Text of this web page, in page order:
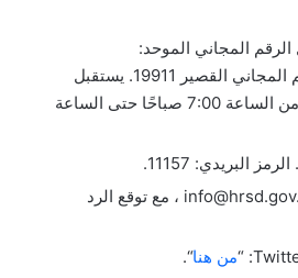
المجاني الموحد:
920020301 أو الرقم المجاني القصير 19911. يستقبل
الصندوق المكالمات من الساعة 7:00 صباحًا حتى الساعة
البريد الإلكتروني: info@hrsd.gov.sa ، مع توقع الرد
من هنا“.